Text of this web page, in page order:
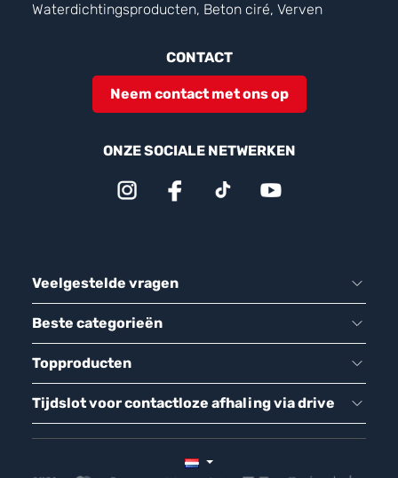
Waterdichtingsproducten, Beton ciré, Verven
CONTACT
Neem contact met ons op
ONZE SOCIALE NETWERKEN
Veelgestelde vragen
Beste categorieën
Topproducten
Tijdslot voor contactloze afhaling via drive